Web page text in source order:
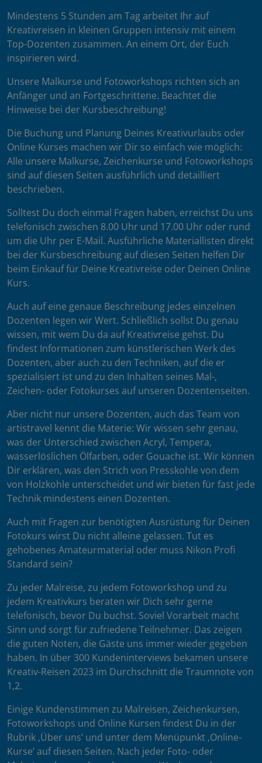
Mindestens 5 Stunden am Tag arbeitet Ihr auf
Kreativreisen in kleinen Gruppen intensiv mit einem
Top-Dozenten zusammen. An einem Ort, der Euch
inspirieren wird.
Unsere Malkurse und Fotoworkshops richten sich an
Anfänger und an Fortgeschrittene. Beachtet die
Hinweise bei der Kursbeschreibung!
Die Buchung und Planung Deines Kreativurlaubs oder
Online Kurses machen wir Dir so einfach wie möglich:
Alle unsere Malkurse, Zeichenkurse und Fotoworkshops
sind auf diesen Seiten ausführlich und detailliert
beschrieben.
Solltest Du doch einmal Fragen haben, erreichst Du uns
telefonisch zwischen 8.00 Uhr und 17.00 Uhr oder rund
um die Uhr per E-Mail. Ausführliche Materiallisten direkt
bei der Kursbeschreibung auf diesen Seiten helfen Dir
beim Einkauf für Deine Kreativreise oder Deinen Online
Kurs.
Auch auf eine genaue Beschreibung jedes einzelnen
Dozenten legen wir Wert. Schließlich sollst Du genau
wissen, mit wem Du da auf Kreativreise gehst. Du
findest Informationen zum künstlerischen Werk des
Dozenten, aber auch zu den Techniken, auf die er
spezialisiert ist und zu den Inhalten seines Mal-,
Zeichen- oder Fotokurses auf unseren Dozentenseiten.
Aber nicht nur unsere Dozenten, auch das Team von
artistravel kennt die Materie: Wir wissen sehr genau,
was der Unterschied zwischen Acryl, Tempera,
wasserlöslichen Ölfarben, oder Gouache ist. Wir können
Dir erklären, was den Strich von Presskohle von dem
von Holzkohle unterscheidet und wir bieten für fast jede
Technik mindestens einen Dozenten.
Auch mit Fragen zur benötigten Ausrüstung für Deinen
Fotokurs wirst Du nicht alleine gelassen. Tut es
gehobenes Amateurmaterial oder muss Nikon Profi
Standard sein?
Zu jeder Malreise, zu jedem Fotoworkshop und zu
jedem Kreativkurs beraten wir Dich sehr gerne
telefonisch, bevor Du buchst. Soviel Vorarbeit macht
Sinn und sorgt für zufriedene Teilnehmer. Das zeigen
die guten Noten, die Gäste uns immer wieder gegeben
haben. In über 300 Kundeninterviews bekamen unsere
Kreativ-Reisen 2023 im Durchschnitt die Traumnote von
1,2.
Einige Kundenstimmen zu Malreisen, Zeichenkursen,
Fotoworkshops und Online Kursen findest Du in der
Rubrik ‚Über uns’ und unter dem Menüpunkt ‚Online-
Kurse’ auf diesen Seiten. Nach jeder Foto- oder